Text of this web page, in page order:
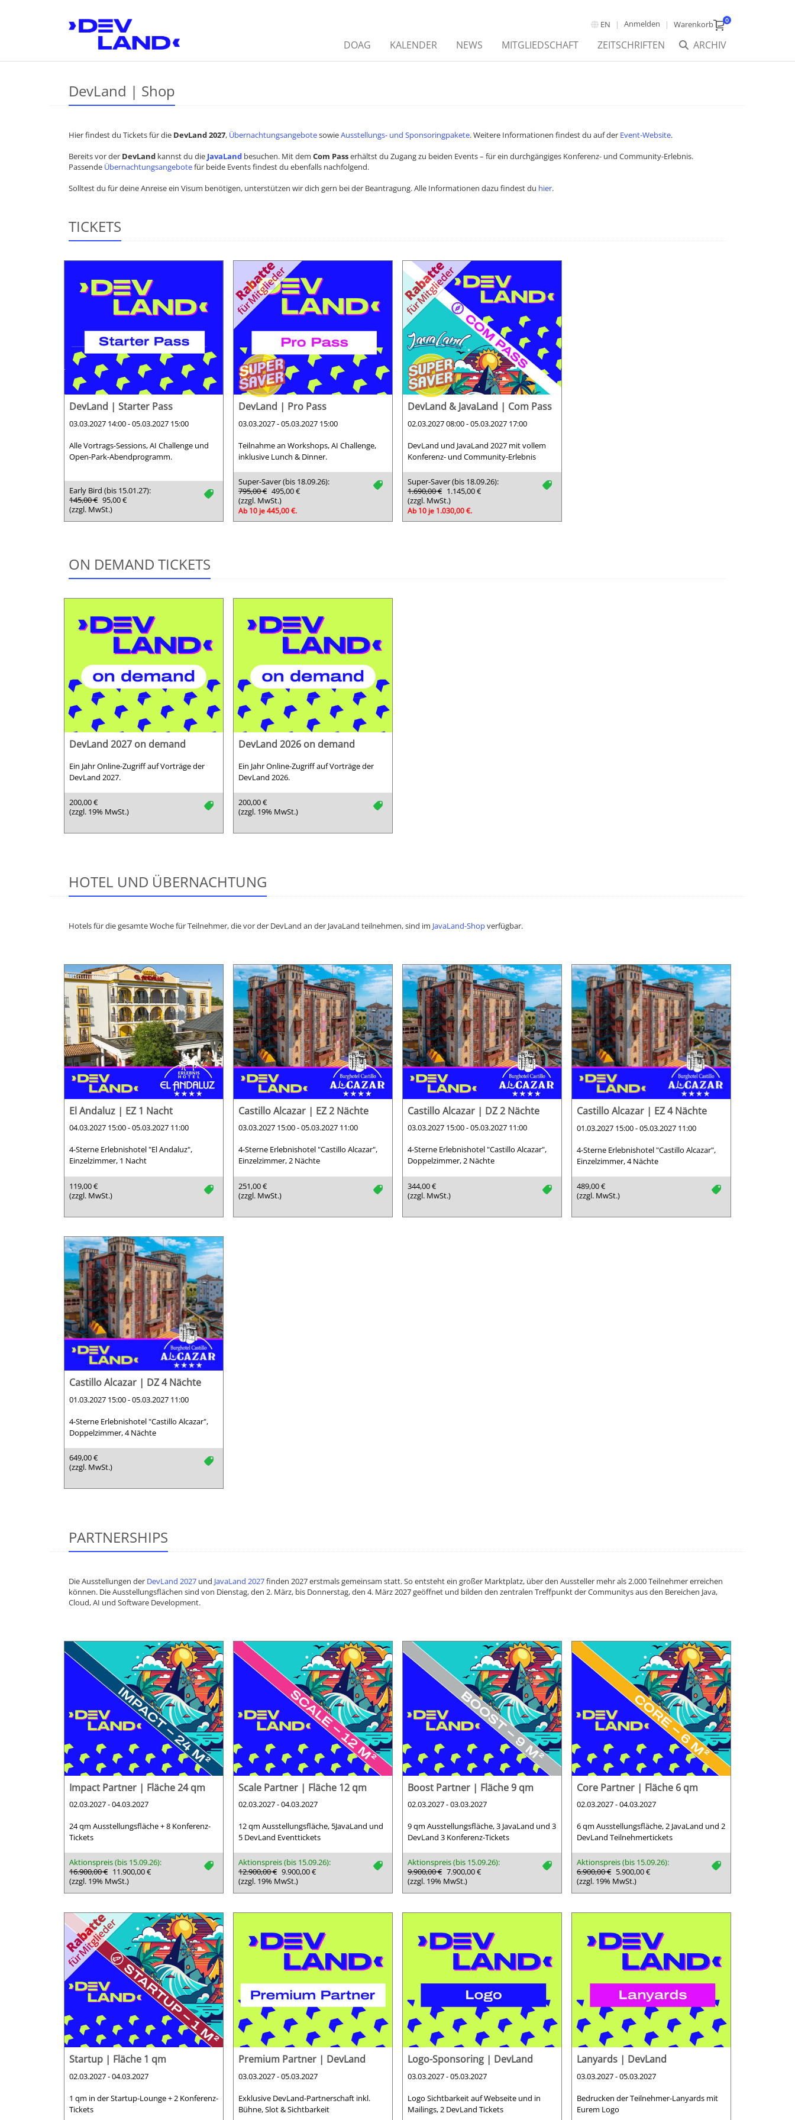
EN Anmelden Warenkorb 0
ARCHIV
DOAG KALENDER NEWS MITGLIEDSCHAFT ZEITSCHRIFTEN
DevLand | Shop
Hier findest du Tickets für die DevLand 2027, ÜbernachtungsangebotesowieAusstellungs- und Sponsoringpakete. Weitere Informationen findest du auf der Event-Website.
Bereits vor der DevLand kannst du die JavaLand besuchen. Mit dem Com Passerhältst du Zugang zu beiden Events – für ein durchgängiges Konferenz- und Community-Erlebnis.
Passende Übernachtungsangebotefür beide Events findest du ebenfalls nachfolgend.
​​​​​​​Solltest du für deine Anreise ein Visum benötigen, unterstützen wir dich gern bei der Beantragung. Alle Informationen dazu findest du hier.
TICKETS
DevLand | Starter Pass
03.03.2027 14:00 - 05.03.2027 15:00
Alle Vortrags-Sessions, AI Challenge und
Open-Park-Abendprogramm.
tag
Early Bird (bis 15.01.27):
145,00 € 95,00 €
(zzgl. MwSt.)
DevLand | Pro Pass
03.03.2027 - 05.03.2027 15:00
Teilnahme an Workshops, AI Challenge,
inklusive Lunch & Dinner.
tag
Super-Saver (bis 18.09.26):
795,00 € 495,00 €
(zzgl. MwSt.)
Ab 10 je 445,00 €.
DevLand & JavaLand | Com Pass
02.03.2027 08:00 - 05.03.2027 17:00
DevLand und JavaLand 2027 mit vollem
Konferenz- und Community-Erlebnis
tag
Super-Saver (bis 18.09.26):
1.690,00 € 1.145,00 €
(zzgl. MwSt.)
Ab 10 je 1.030,00 €.
ON DEMAND TICKETS
DevLand 2027 on demand
Ein Jahr Online-Zugriff auf Vorträge der
DevLand 2027.
tag
200,00 €
(zzgl. 19% MwSt.)
DevLand 2026 on demand
Ein Jahr Online-Zugriff auf Vorträge der
DevLand 2026.
tag
200,00 €
(zzgl. 19% MwSt.)
HOTEL UND ÜBERNACHTUNG
Hotels für die gesamte Woche für Teilnehmer, die vor der DevLand an der JavaLand teilnehmen, sind im JavaLand-Shopverfügbar.
El Andaluz | EZ 1 Nacht
04.03.2027 15:00 - 05.03.2027 11:00
4-Sterne Erlebnishotel "El Andaluz",
Einzelzimmer, 1 Nacht
tag
119,00 €
(zzgl. MwSt.)
Castillo Alcazar | EZ 2 Nächte
03.03.2027 15:00 - 05.03.2027 11:00
4-Sterne Erlebnishotel "Castillo Alcazar",
Einzelzimmer, 2 Nächte
tag
251,00 €
(zzgl. MwSt.)
Castillo Alcazar | DZ 2 Nächte
03.03.2027 15:00 - 05.03.2027 11:00
4-Sterne Erlebnishotel "Castillo Alcazar",
Doppelzimmer, 2 Nächte
tag
344,00 €
(zzgl. MwSt.)
Castillo Alcazar | EZ 4 Nächte
01.03.2027 15:00 - 05.03.2027 11:00
4-Sterne Erlebnishotel "Castillo Alcazar",
Einzelzimmer, 4 Nächte
tag
489,00 €
(zzgl. MwSt.)
Castillo Alcazar | DZ 4 Nächte
01.03.2027 15:00 - 05.03.2027 11:00
4-Sterne Erlebnishotel "Castillo Alcazar",
Doppelzimmer, 4 Nächte
tag
649,00 €
(zzgl. MwSt.)
PARTNERSHIPS
Die Ausstellungen der DevLand 2027 und JavaLand 2027finden 2027 erstmals gemeinsam statt. So entsteht ein großer Marktplatz, über den Aussteller mehr als 2.000 Teilnehmer erreichen
können. Die Ausstellungsflächen sind von Dienstag, den 2. März, bis Donnerstag, den 4. März 2027 geöffnet und bilden den zentralen Treffpunkt der Communitys aus den Bereichen Java,
Cloud, AI und Software Development.
Impact Partner | Fläche 24 qm
02.03.2027 - 04.03.2027
24 qm Ausstellungsfläche + 8 Konferenz-
Tickets
tag
Aktionspreis (bis 15.09.26):
16.900,00 € 11.900,00 €
(zzgl. 19% MwSt.)
Scale Partner | Fläche 12 qm
02.03.2027 - 04.03.2027
12 qm Ausstellungsfläche, 5JavaLand und
5 DevLand Eventtickets
tag
Aktionspreis (bis 15.09.26):
12.900,00 € 9.900,00 €
(zzgl. 19% MwSt.)
Boost Partner | Fläche 9 qm
02.03.2027 - 03.03.2027
9 qm Ausstellungsfläche, 3 JavaLand und 3
DevLand 3 Konferenz-Tickets
tag
Aktionspreis (bis 15.09.26):
9.900,00 € 7.900,00 €
(zzgl. 19% MwSt.)
Core Partner | Fläche 6 qm
02.03.2027 - 04.03.2027
6 qm Ausstellungsfläche, 2 JavaLand und 2
DevLand Teilnehmertickets
tag
Aktionspreis (bis 15.09.26):
6.900,00 € 5.900,00 €
(zzgl. 19% MwSt.)
Startup | Fläche 1 qm
02.03.2027 - 04.03.2027
1 qm in der Startup-Lounge + 2 Konferenz-
Tickets
Premium Partner | DevLand
03.03.2027 - 05.03.2027
Exklusive DevLand-Partnerschaft inkl.
Bühne, Slot & Sichtbarkeit
Logo-Sponsoring | DevLand
03.03.2027 - 05.03.2027
Logo Sichtbarkeit auf Webseite und in
Mailings, 2 DevLand Tickets
Lanyards | DevLand
03.03.2027 - 05.03.2027
Bedrucken der Teilnehmer-Lanyards mit
Eurem Logo